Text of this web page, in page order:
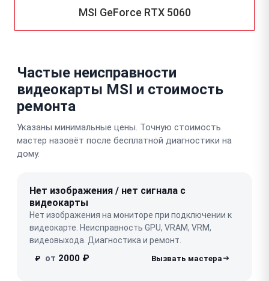
MSI GeForce RTX 5060
Частые неисправности
видеокарты MSI и стоимость
ремонта
Указаны минимальные цены. Точную стоимость
мастер назовёт после бесплатной диагностики на
дому.
Нет изображения / нет сигнала с
видеокарты
Нет изображения на мониторе при подключении к
видеокарте. Неисправность GPU, VRAM, VRM,
видеовыхода. Диагностика и ремонт.
₽ от 2000 ₽